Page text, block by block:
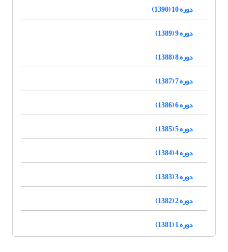
دوره 10 (1390)
دوره 9 (1389)
دوره 8 (1388)
دوره 7 (1387)
دوره 6 (1386)
دوره 5 (1385)
دوره 4 (1384)
دوره 3 (1383)
دوره 2 (1382)
دوره 1 (1381)